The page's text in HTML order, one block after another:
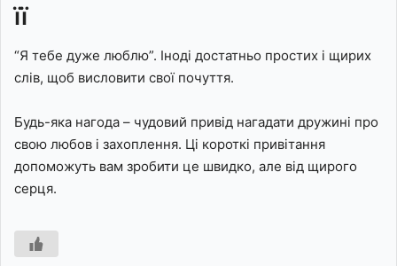
її
“Я тебе дуже люблю”. Іноді достатньо простих і щирих
слів, щоб висловити свої почуття.
Будь-яка нагода – чудовий привід нагадати дружині про
свою любов і захоплення. Ці короткі привітання
допоможуть вам зробити це швидко, але від щирого
серця.